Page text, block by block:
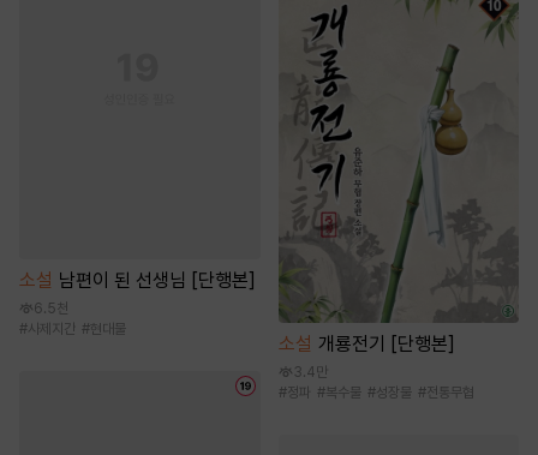
소설 남편이 된 선생님 [단행본]
6.5천
#사제지간 #현대물
소설 개룡전기 [단행본]
3.4만
#정파 #복수물 #성장물 #전통무협